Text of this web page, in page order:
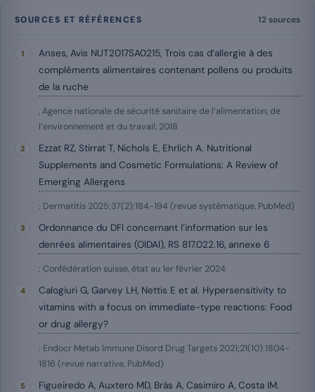
SOURCES ET RÉFÉRENCES 12 sources
Anses, Avis NUT2017SA0215, Trois cas d’allergie à des
compléments alimentaires contenant pollens ou produits
de la ruche
, Agence nationale de sécurité sanitaire de l’alimentation, de
l’environnement et du travail, 2018
Ezzat RZ, Stirrat T, Nichols E, Ehrlich A. Nutritional
Supplements and Cosmetic Formulations: A Review of
Emerging Allergens
: Dermatitis 2025;37(2):184-194 (revue systématique, PubMed)
Ordonnance du DFI concernant l’information sur les
denrées alimentaires (OIDAl), RS 817.022.16, annexe 6
: Confédération suisse, état au 1er février 2024
Calogiuri G, Garvey LH, Nettis E et al. Hypersensitivity to
vitamins with a focus on immediate-type reactions: Food
or drug allergy?
: Endocr Metab Immune Disord Drug Targets 2021;21(10):1804-
1816 (revue narrative, PubMed)
Figueiredo A, Auxtero MD, Brás A, Casimiro A, Costa IM.